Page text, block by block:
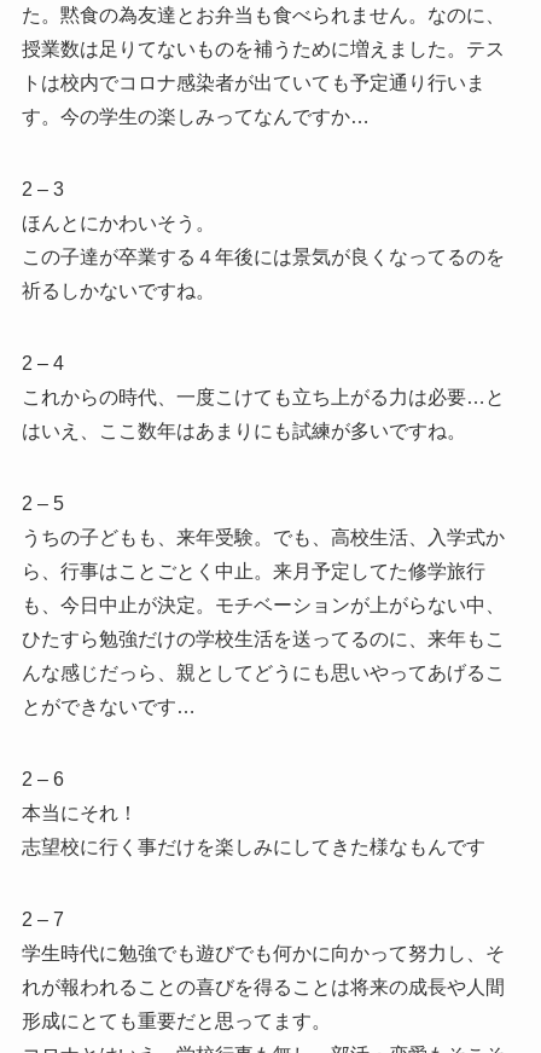
た。黙食の為友達とお弁当も食べられません。なのに、
授業数は足りてないものを補うために増えました。テス
トは校内でコロナ感染者が出ていても予定通り行いま
す。今の学生の楽しみってなんですか…
2 – 3
ほんとにかわいそう。
この子達が卒業する４年後には景気が良くなってるのを
祈るしかないですね。
2 – 4
これからの時代、一度こけても立ち上がる力は必要…と
はいえ、ここ数年はあまりにも試練が多いですね。
2 – 5
うちの子どもも、来年受験。でも、高校生活、入学式か
ら、行事はことごとく中止。来月予定してた修学旅行
も、今日中止が決定。モチベーションが上がらない中、
ひたすら勉強だけの学校生活を送ってるのに、来年もこ
んな感じだっら、親としてどうにも思いやってあげるこ
とができないです…
2 – 6
本当にそれ！
志望校に行く事だけを楽しみにしてきた様なもんです
2 – 7
学生時代に勉強でも遊びでも何かに向かって努力し、そ
れが報われることの喜びを得ることは将来の成長や人間
形成にとても重要だと思ってます。